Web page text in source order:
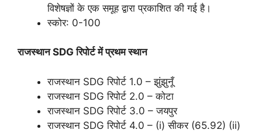
विशेषज्ञों के एक समूह द्वारा प्रकाशित की गई है।
स्कोर: 0-100
राजस्थान SDG रिपोर्ट में प्रथम स्थान
राजस्थान SDG रिपोर्ट 1.0 – झुंझुनूँ
राजस्थान SDG रिपोर्ट 2.0 – कोटा
राजस्थान SDG रिपोर्ट 3.0 – जयपुर
राजस्थान SDG रिपोर्ट 4.0 – (i) सीकर (65.92) (ii)